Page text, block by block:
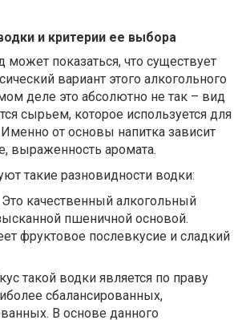
и критерии ее выбора
может показаться, что существует
вариант этого алкогольного
деле это абсолютно не так – вид
сырьем, которое используется для
от основы напитка зависит
выраженность аромата.
такие разновидности водки:
качественный алкогольный
пшеничной основой.
фруктовое послевкусие и сладкий
такой водки является по праву
сбалансированных,
В основе данного